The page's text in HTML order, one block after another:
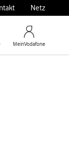
Netz
MeinVodafone